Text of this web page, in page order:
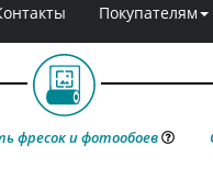
Покупателям
фресок и фотообоев